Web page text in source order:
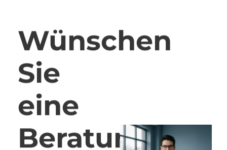
Wünschen
Sie
eine
Beratung?